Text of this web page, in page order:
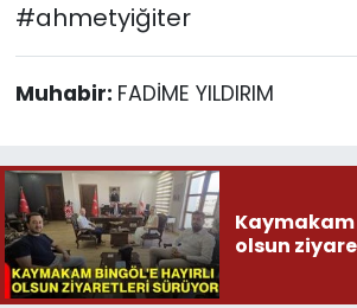
#ahmetyiğiter
Muhabir: FADİME YILDIRIM
Kaymakam
olsun